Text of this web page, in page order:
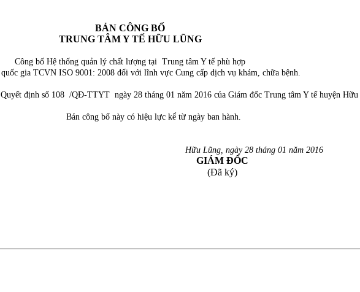
BẢN CÔNG BỐ
TRUNG TÂM Y TẾ HỮU LŨNG
Công bố Hệ thống quản lý chất lượng tại Trung tâm Y tế phù hợp
gia TCVN ISO 9001: 2008 đối với lĩnh vực Cung cấp dịch vụ khám, chữa bệnh.
định số 108 /QĐ-TTYT ngày 28 tháng 01 năm 2016 của Giám đốc Trung tâm Y tế huyện
Bản công bố này có hiệu lực kể từ ngày ban hành.
Hữu Lũng, ngày 28 tháng 01 năm 2016
GIÁM ĐỐC
(Đã ký)